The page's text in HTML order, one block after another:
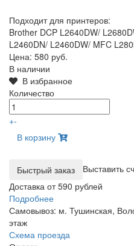
Подходит для принтеров:
Brother DCP L2640DW/
L2460DN/ L2460DW/ MFC
Цена: 580 руб.
В наличии
В избранное
Количество
+-
В корзину
Выставить
Доставка от 590 рублей
Подробнее
Самовывоз: м. Тушинская,
этаж
Схема проезда